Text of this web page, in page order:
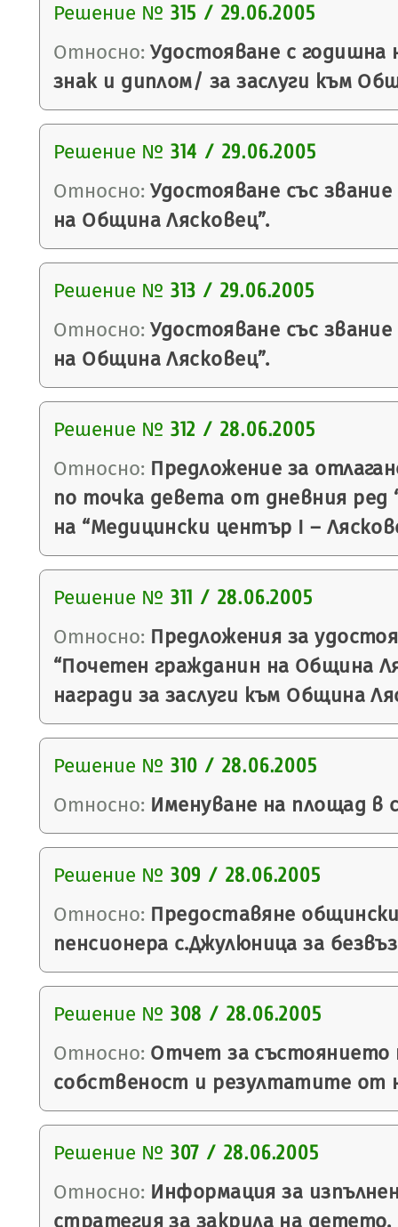
Решение № 315 / 29.06.2005
Относно: Удостояване с годишна
знак и диплом/ за заслуги към
Решение № 314 / 29.06.2005
Относно: Удостояване със
на Община Лясковец”.
Решение № 313 / 29.06.2005
Относно: Удостояване със
на Община Лясковец”.
Решение № 312 / 28.06.2005
Относно: Предложениe за
по точка девета от дневния ред
на “Медицински център І –
Решение № 311 / 28.06.2005
Относно: Предложения за
“Почетен гражданин на Община
награди за заслуги към Община
Решение № 310 / 28.06.2005
Относно: Именуване на площад в
Решение № 309 / 28.06.2005
Относно: Предоставяне
пенсионера с.Джулюница за
Решение № 308 / 28.06.2005
Относно: Отчет за състоянието
собственост и резултатите от
Решение № 307 / 28.06.2005
Относно: Информация за
стратегия за закрила на детето.